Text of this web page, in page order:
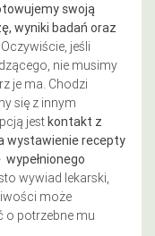
swoją
wyniki badań oraz
Oczywiście, jeśli
nie musimy
je ma. Chodzi
się z innym
jestkontakt z
wystawienie recepty
wywiad lekarski,
może
o potrzebne mu